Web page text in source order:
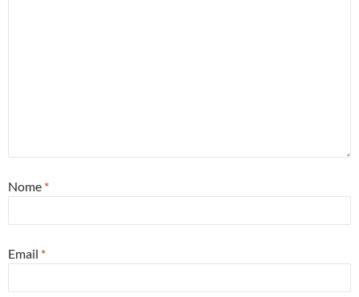
Nome *
Email *